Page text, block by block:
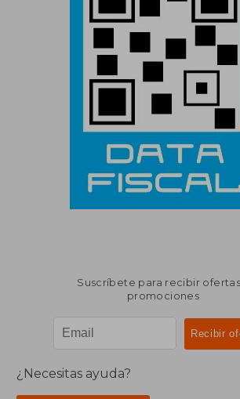
Suscríbete para recibir
promociones
¿Necesitas ayuda?